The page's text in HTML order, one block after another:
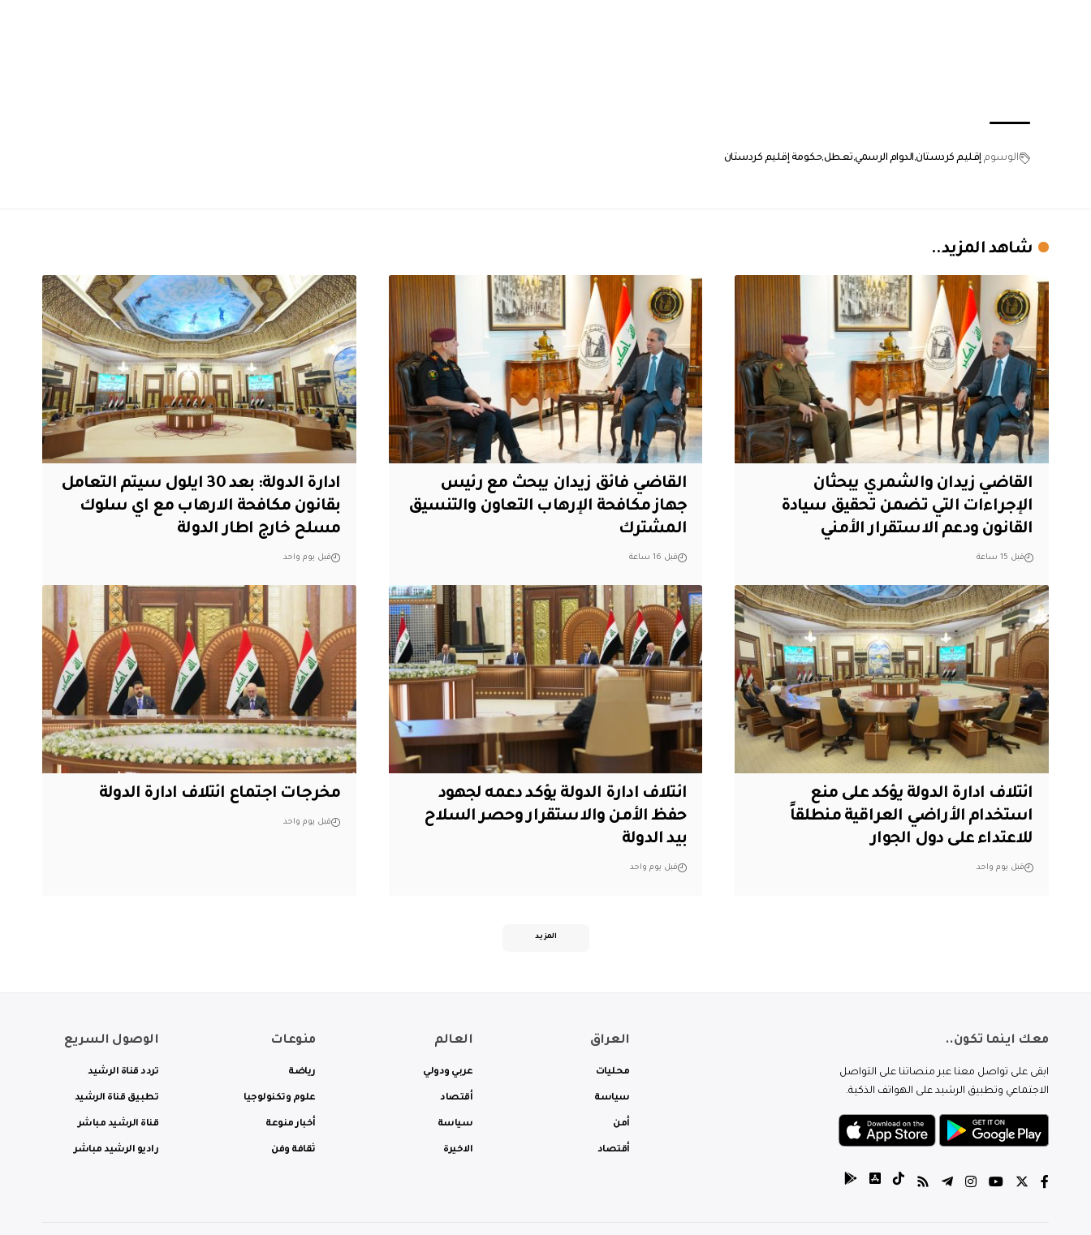
الوسوم إقليم كردستان الدوام الرسمي تعطل حكومة إقليم كردستان
شاهد المزيد..
القاضي زيدان والشمري يبحثان
الإجراءات التي تضمن تحقيق سيادة
القانون ودعم الاستقرار الأمني
قبل 15 ساعة
القاضي فائق زيدان يبحث مع رئيس
جهاز مكافحة الإرهاب التعاون والتنسيق
المشترك
قبل 16 ساعة
ادارة الدولة: بعد 30 ايلول سيتم التعامل
بقانون مكافحة الارهاب مع اي سلوك
مسلح خارج اطار الدولة
قبل يوم واحد
ائتلاف ادارة الدولة يؤكد على منع
استخدام الأراضي العراقية منطلقاً
للاعتداء على دول الجوار
قبل يوم واحد
ائتلاف ادارة الدولة يؤكد دعمه لجهود
حفظ الأمن والاستقرار وحصر السلاح
بيد الدولة
قبل يوم واحد
مخرجات اجتماع ائتلاف ادارة الدولة
قبل يوم واحد
المزيد
معك اينما تكون..
ابقى على تواصل معنا عبر منصاتنا على التواصل
الاجتماعي وتطبيق الرشيد على الهواتف الذكية.
العراق
محليات
سياسة
أمن
أقتصاد
العالم
عربي ودولي
أقتصاد
سياسة
الاخيرة
منوعات
رياضة
علوم وتكنولوجيا
أخبار منوعة
ثقافة وفن
الوصول السريع
تردد قناة الرشيد
تطبيق قناة الرشيد
قناة الرشيد مباشر
راديو الرشيد مباشر